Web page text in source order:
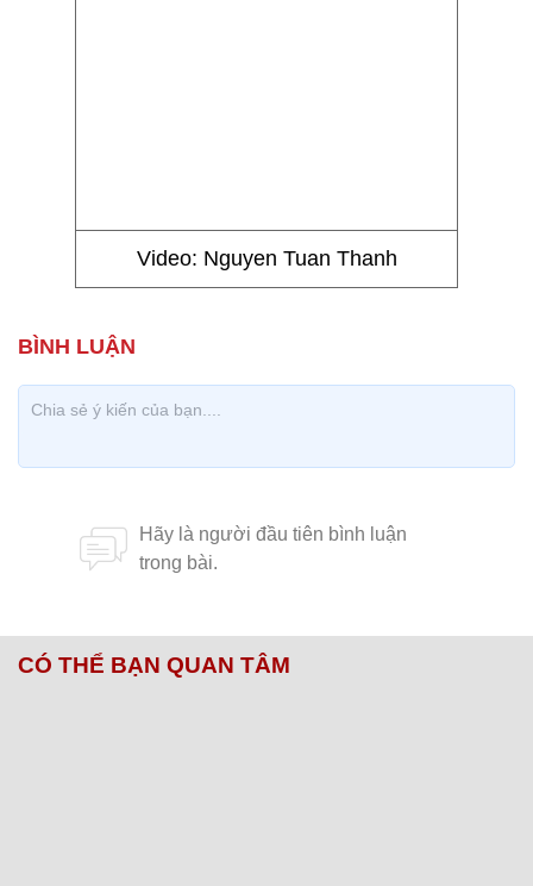
Video: Nguyen Tuan Thanh
CÓ THỂ BẠN QUAN TÂM